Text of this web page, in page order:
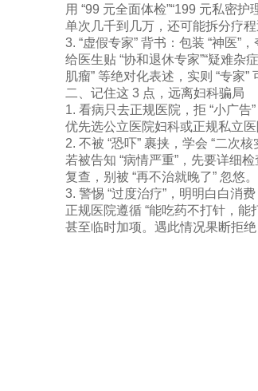
用 “99 元全面体检”“199 元私密护
单次几千到几万，还可能拆分疗
3. “虚假专家” 背书：包装 “神医”
给医生贴 “协和退休专家”“疑难杂
肌瘤” 等绝对化表述，实则 “专家”
二、记住这 3 点，远离妇科骗局​
1. 看病只去正规医院，拒 “小广告”​
优先选公立医院妇科或正规私立
2. 不被 “恐吓” 裹挟，学会 “二次核
若被告知 “病情严重”，先要详细
复查，别被 “再不治就晚了” 忽悠。​
3. 警惕 “过度治疗”，明明白白消费​
正规医院遵循 “能吃药不打针，能
甚至临时加项。遇此情况果断拒